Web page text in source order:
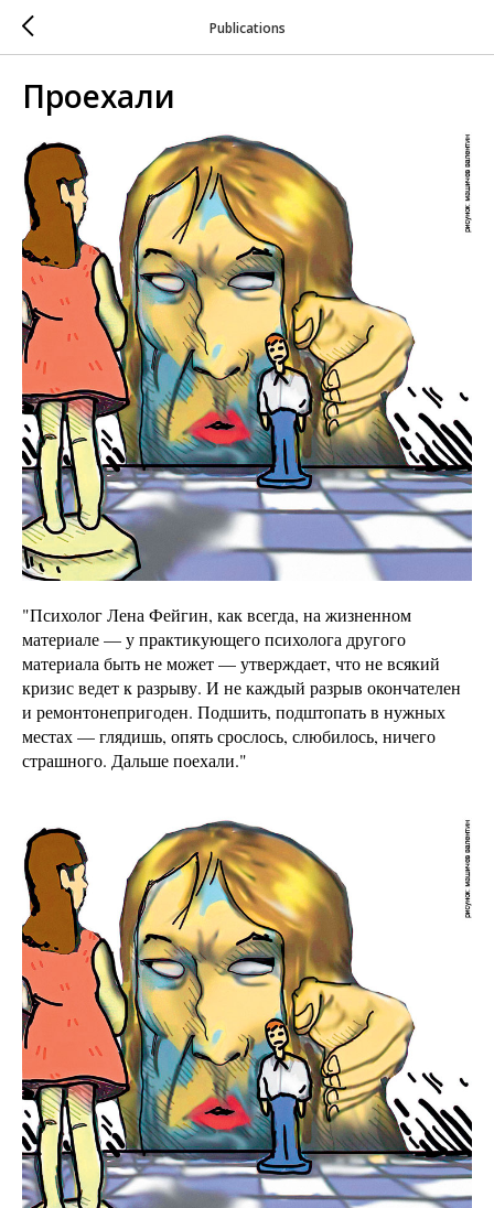
Publications
Проехали
"Психолог Лена Фейгин, как всегда, на жизненном
материале — у практикующего психолога другого
материала быть не может — утверждает, что не всякий
кризис ведет к разрыву. И не каждый разрыв окончателен
и ремонтонепригоден. Подшить, подштопать в нужных
местах — глядишь, опять срослось, слюбилось, ничего
страшного. Дальше поехали."